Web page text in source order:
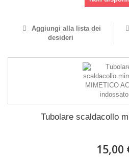
Aggiungi alla lista dei
desideri
Tubolare scaldacollo
15,00